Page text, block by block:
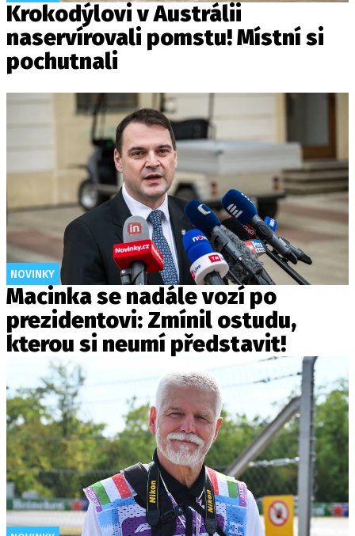
Krokodýlovi v Austrálii
naservírovali pomstu! Místní si
pochutnali
NOVINKY
Macinka se nadále vozí po
prezidentovi: Zmínil ostudu,
kterou si neumí představit!